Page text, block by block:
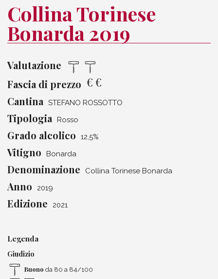
Collina Torinese
Bonarda 2019
Valutazione
Fascia di prezzo €€
Cantina STEFANO ROSSOTTO
Tipologia Rosso
Grado alcolico 12,5%
Vitigno Bonarda
Denominazione Collina Torinese Bonarda
Anno 2019
Edizione 2021
Legenda
Giudizio
Buono da 80 a 84/100